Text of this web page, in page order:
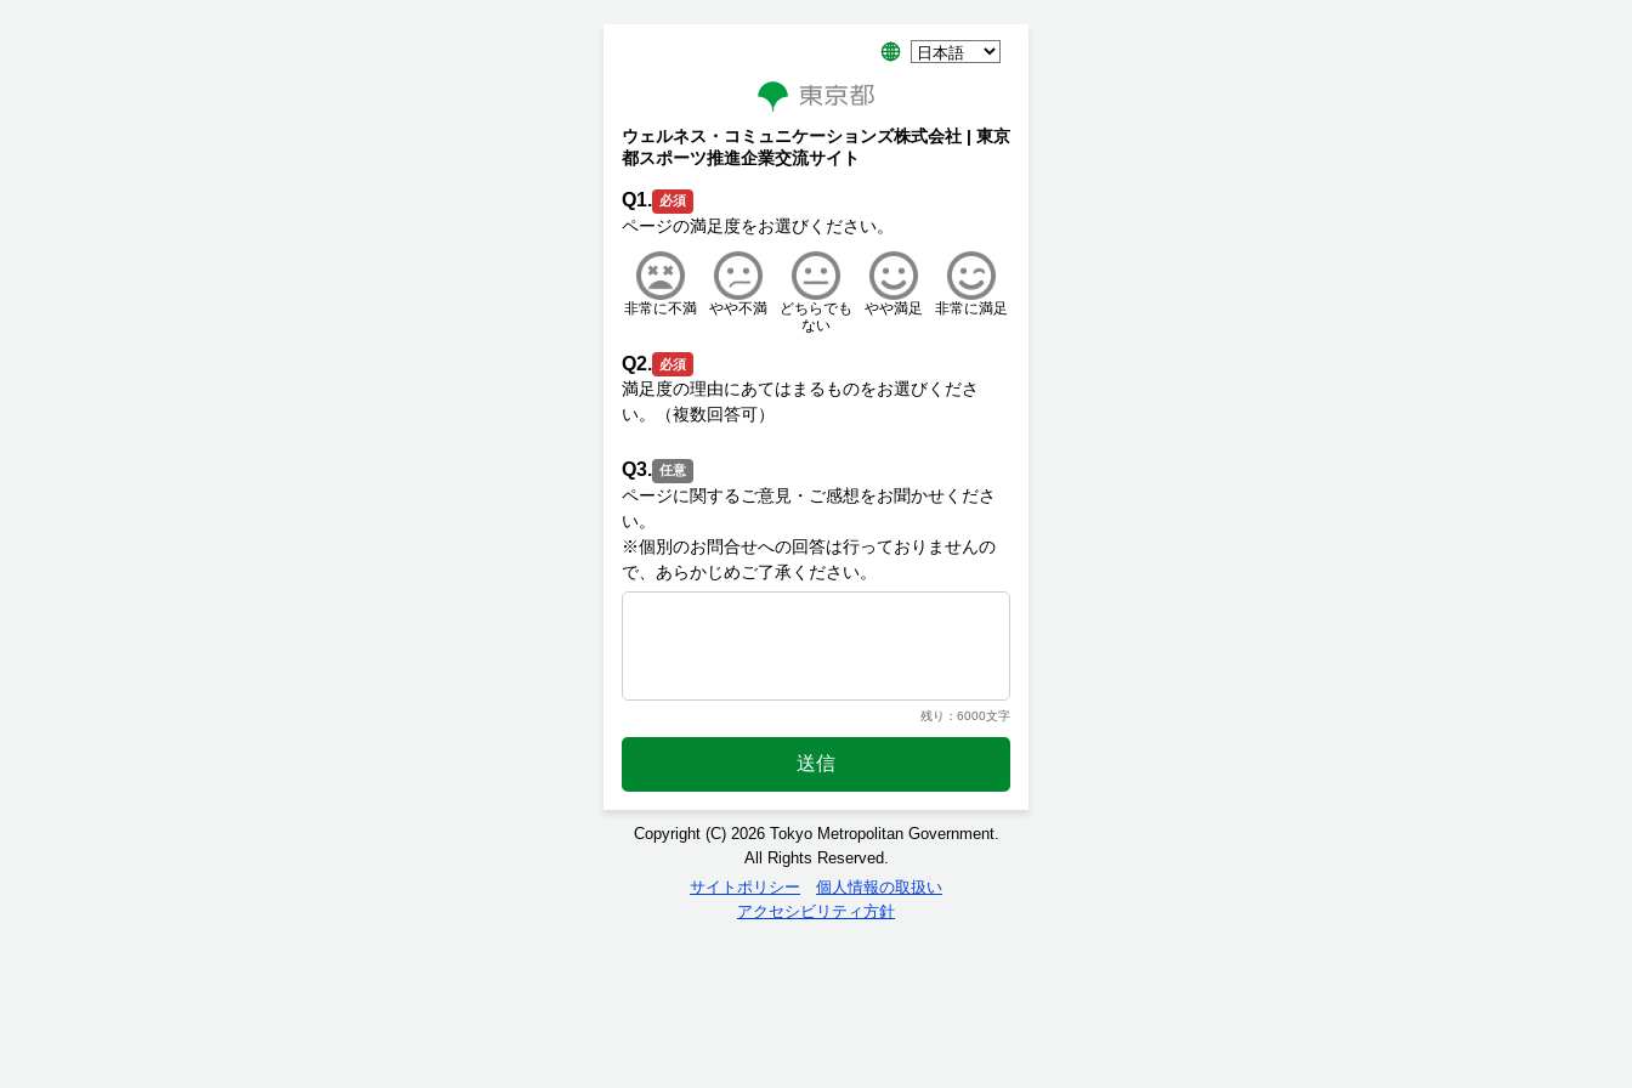
ウェルネス・コミュニケーションズ株式会社 | 東京
都スポーツ推進企業交流サイト
Q1. 必須
非常に不満 やや不満
どちらでも
ない
やや満足 非常に満足
Q2. 必須
満足度の理由にあてはまるものをお選びくださ
Q3. 任意
ページに関するご意見・ご感想をお聞かせくださ
い。
※個別のお問合せへの回答は行っておりませんの
残り：6000文字
送信
Copyright (C) 2026 Tokyo Metropolitan Government.
All Rights Reserved.
サイトポリシー
個人情報の取扱い
アクセシビリティ方針